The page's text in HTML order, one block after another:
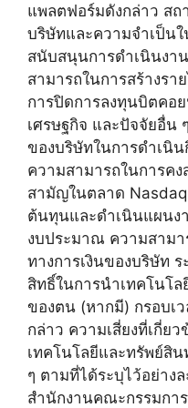
แพลตฟอร์มดังกล่าว ส
บริษัทและความจำเป็นใ
สนับสนุนการดำเนินงา
สามารถในการสร้างร
การปิดการลงทุนบิตคอ
เศรษฐกิจ และปัจจัยอื่น
ของบริษัทในการดำเนิน
ความสามารถในการค
สามัญในตลาด
ต้นทุนและดำเนินแผนง
งบประมาณ ความสามา
ทางการเงินของบริษัท
สิทธิ์ในการนำเทคโนโ
ของตน (หากมี) กรอบเ
กล่าว ความเสี่ยงที่เกี่ย
เทคโนโลยีและทรัพย์สิ
ๆ ตามที่ได้ระบุไว้อย่าง
สำนักงานคณะกรรมกา